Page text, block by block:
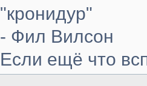
"кронидур"
- Фил Вилсон
Если ещё что